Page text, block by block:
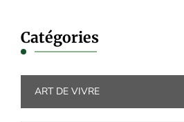
Catégories
ART DE VIVRE